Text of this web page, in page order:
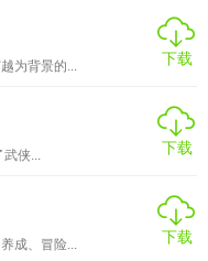
的经验弹药让你的充满
这些任务有各种奖励，
气大陆冒险，各种小说
为背景的...
下载
武侠...
下载
成、冒险...
下载